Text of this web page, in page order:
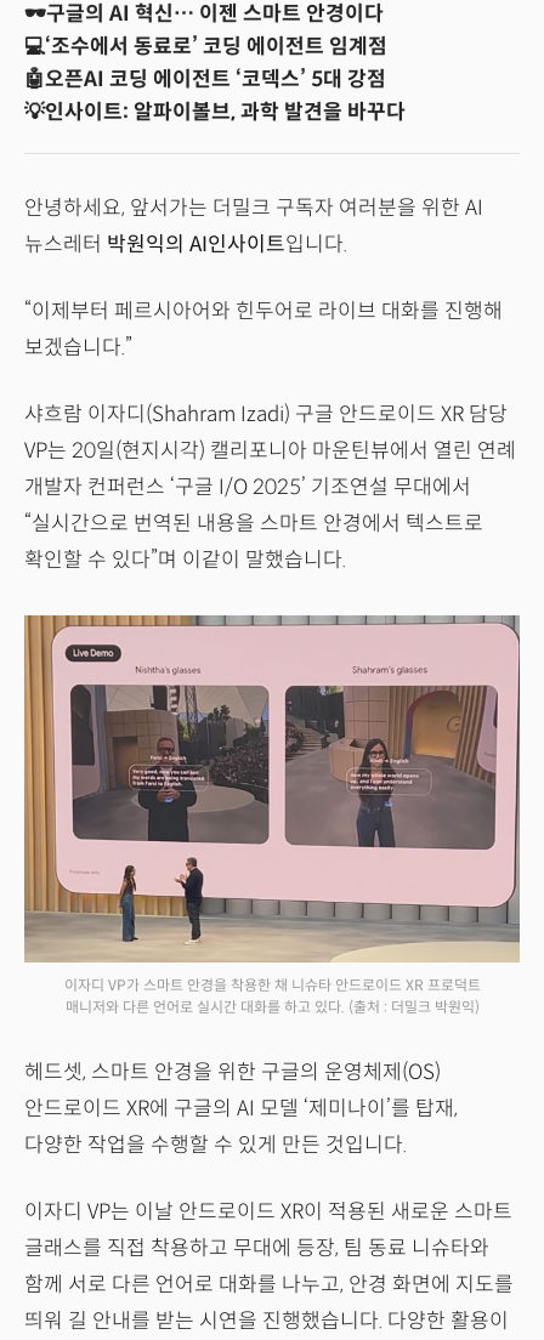
🕶️구글의 AI 혁신… 이젠 스마트 안경이다
💻‘조수에서 동료로’ 코딩 에이전트 임계점
🤖오픈AI 코딩 에이전트 ‘코덱스’ 5대 강점
💡인사이트: 알파이볼브, 과학 발견을 바꾸다
안녕하세요, 앞서가는 더밀크 구독자 여러분을 위한 AI
뉴스레터 박원익의 AI인사이트입니다.
“이제부터 페르시아어와 힌두어로 라이브 대화를 진행해
보겠습니다.”
샤흐람 이자디(Shahram Izadi) 구글 안드로이드 XR 담당
VP는 20일(현지시각) 캘리포니아 마운틴뷰에서 열린 연례
개발자 컨퍼런스 ‘구글 I/O 2025’ 기조연설 무대에서
“실시간으로 번역된 내용을 스마트 안경에서 텍스트로
확인할 수 있다”며 이같이 말했습니다.
이자디 VP가 스마트 안경을 착용한 채 니슈타 안드로이드 XR 프로덕트
매니저와 다른 언어로 실시간 대화를 하고 있다. (출처 : 더밀크 박원익)
헤드셋, 스마트 안경을 위한 구글의 운영체제(OS)
안드로이드 XR에 구글의 AI 모델 ‘제미나이’를 탑재,
다양한 작업을 수행할 수 있게 만든 것입니다.
이자디 VP는 이날 안드로이드 XR이 적용된 새로운 스마트
글래스를 직접 착용하고 무대에 등장, 팀 동료 니슈타와
함께 서로 다른 언어로 대화를 나누고, 안경 화면에 지도를
띄워 길 안내를 받는 시연을 진행했습니다. 다양한 활용이